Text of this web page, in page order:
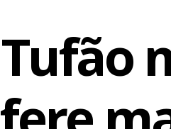
Tufão